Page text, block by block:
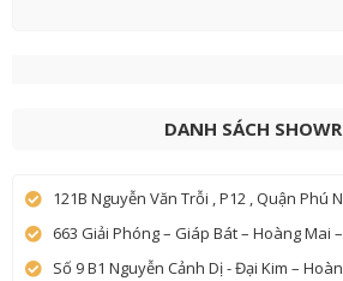
DANH SÁCH
121B Nguyễn Văn Trỗi , P12 , Quận Phú
663 Giải Phóng – Giáp Bát – Hoàng Mai
Số 9 B1 Nguyễn Cảnh Dị - Đại Kim –